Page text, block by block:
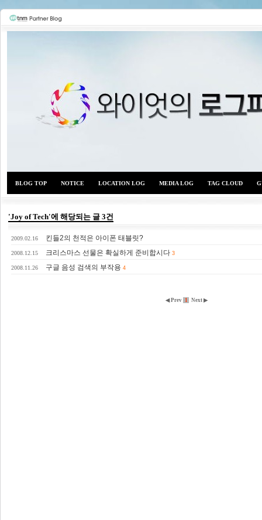
BLOG TOP NOTICE LOCATION LOG MEDIA LOG TAG CLOUD
'Joy of Tech'에 해당되는 글 3건
2009.02.16 킨들2의 천적은 아이폰 태블릿?
2008.12.15 크리스마스 선물은 확실하게 준비합시다 3
2008.11.26 구글 음성 검색의 부작용 4
◀ Prev 1 Next ▶